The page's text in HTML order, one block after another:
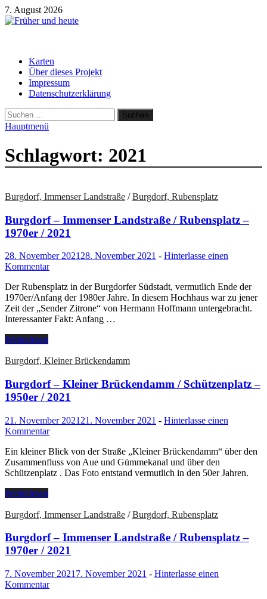
Zum
Inhalt
7. August 2026
Karten
Über dieses Projekt
Impressum
Datenschutzerklärung
Suchen
nach:
Hauptmenü
Schlagwort: 2021
Burgdorf, Immenser Landstraße /Burgdorf, Rubensplatz
Burgdorf – Immenser Landstraße / Rubensplatz –
1970er / 2021
28. November 2021 28. November 2021 - Hinterlasse einen
Kommentar
Der Rubensplatz in der Burgdorfer Südstadt, vermutlich Ende der
1970er/Anfang der 1980er Jahre. In diesem Hochhaus war zu jener
Zeit der „Sender Zitrone“ von Hermann Hoffmann untergebracht.
Interessanter Fakt: Anfang …
Weiterlesen
Burgdorf, Kleiner Brückendamm
Burgdorf – Kleiner Brückendamm / Schützenplatz –
1950er / 2021
21. November 2021 21. November 2021 - Hinterlasse einen
Kommentar
Ein kleiner Blick von der Straße „Kleiner Brückendamm“ über den
Zusammenfluss von Aue und Gümmekanal und über den
Schützenplatz . Das Foto entstand vermutlich in den 50er Jahren.
Weiterlesen
Burgdorf, Immenser Landstraße /Burgdorf, Rubensplatz
Burgdorf – Immenser Landstraße / Rubensplatz –
1970er / 2021
7. November 2021 7. November 2021 - Hinterlasse einen
Kommentar